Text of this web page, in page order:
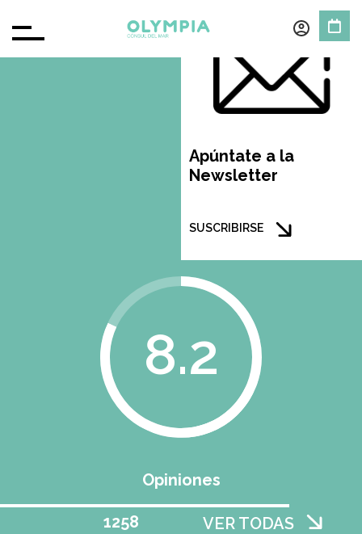
Apúntate a la
Newsletter
SUSCRIBIRSE
8.2
Opiniones
1258 VER TODAS